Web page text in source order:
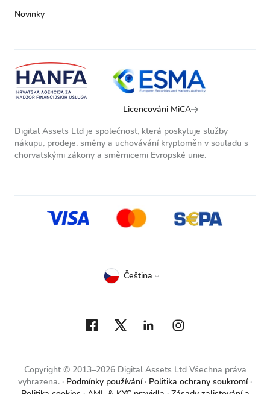
Novinky
Licencováni MiCA
Digital Assets Ltd je společnost, která poskytuje služby
nákupu, prodeje, směny a uchovávání kryptoměn v souladu s
chorvatskými zákony a směrnicemi Evropské unie.
Copyright © 2013–2026 Digital Assets Ltd Všechna práva
vyhrazena.
Podmínky používání
Politika ochrany soukromí
Čeština